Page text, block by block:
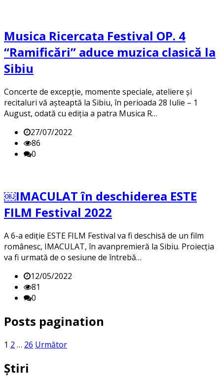
Musica Ricercata Festival OP. 4
“Ramificări” aduce muzica clasică la
Sibiu
Concerte de excepție, momente speciale, ateliere și
recitaluri vă așteaptă la Sibiu, în perioada 28 Iulie – 1
August, odată cu ediția a patra Musica R…
27/07/2022
86
0
￼IMACULAT în deschiderea ESTE
FILM Festival 2022
A 6-a ediție ESTE FILM Festival va fi deschisă de un film
românesc, IMACULAT, în avanpremieră la Sibiu. Proiecția
va fi urmată de o sesiune de întrebă…
12/05/2022
81
0
Posts pagination
1 2 … 26 Următor
Știri